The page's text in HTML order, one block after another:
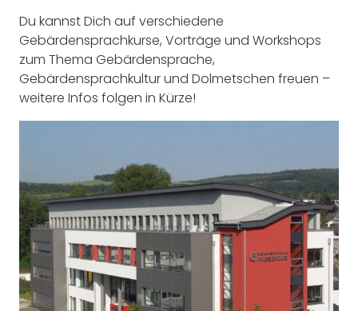
Du kannst Dich auf verschiedene
Gebärdensprachkurse, Vorträge und Workshops
zum Thema Gebärdensprache,
Gebärdensprachkultur und Dolmetschen freuen –
weitere Infos folgen in Kürze!